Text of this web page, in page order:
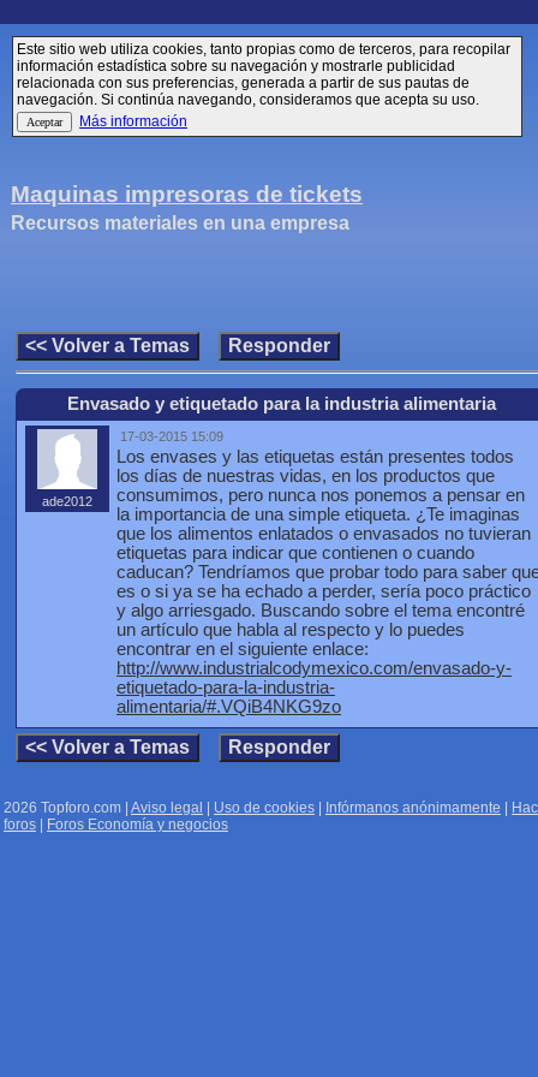
Este sitio web utiliza cookies, tanto propias como de terceros, para recopilar
información estadística sobre su navegación y mostrarle publicidad
relacionada con sus preferencias, generada a partir de sus pautas de
navegación. Si continúa navegando, consideramos que acepta su uso.
Más información
Maquinas impresoras de tickets
Recursos materiales en una empresa
Envasado y etiquetado para la industria alimentaria
ade2012
17-03-2015 15:09
Los envases y las etiquetas están presentes todos
los días de nuestras vidas, en los productos que
consumimos, pero nunca nos ponemos a pensar en
la importancia de una simple etiqueta. ¿Te imaginas
que los alimentos enlatados o envasados no tuvieran
etiquetas para indicar que contienen o cuando
caducan? Tendríamos que probar todo para saber
es o si ya se ha echado a perder, sería poco práctico
y algo arriesgado. Buscando sobre el tema encontré
un artículo que habla al respecto y lo puedes
encontrar en el siguiente enlace:
http://www.industrialcodymexico.com/envasado-y-
etiquetado-para-la-industria-
alimentaria/#.VQiB4NKG9zo
2026 Topforo.com | Aviso legal Uso de cookies Infórmanos anónimamente
foros
Foros Economía y negocios